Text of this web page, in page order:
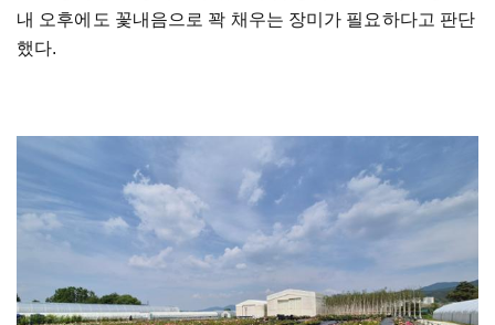
내 오후에도 꽃내음으로 꽉 채우는 장미가 필요하다고 판단
했다.